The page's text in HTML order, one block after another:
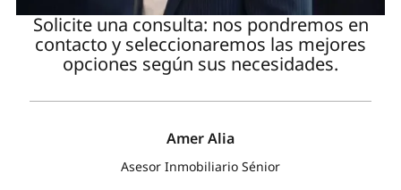
Solicite una consulta: nos pondremos en
contacto y seleccionaremos las mejores
opciones según sus necesidades.
Amer Alia
Asesor Inmobiliario Sénior